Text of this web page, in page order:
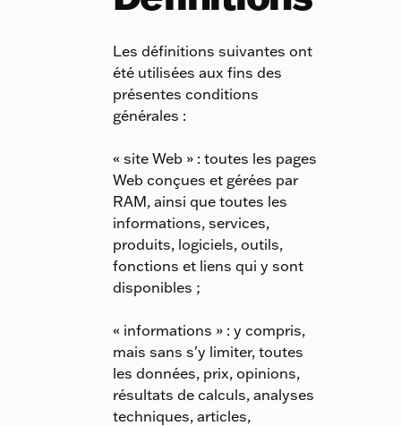
Les définitions suivantes ont
été utilisées aux fins des
présentes conditions
générales :
« site Web » : toutes les pages
Web conçues et gérées par
RAM, ainsi que toutes les
informations, services,
produits, logiciels, outils,
fonctions et liens qui y sont
disponibles ;
« informations » : y compris,
mais sans s'y limiter, toutes
les données, prix, opinions,
résultats de calculs, analyses
techniques, articles,